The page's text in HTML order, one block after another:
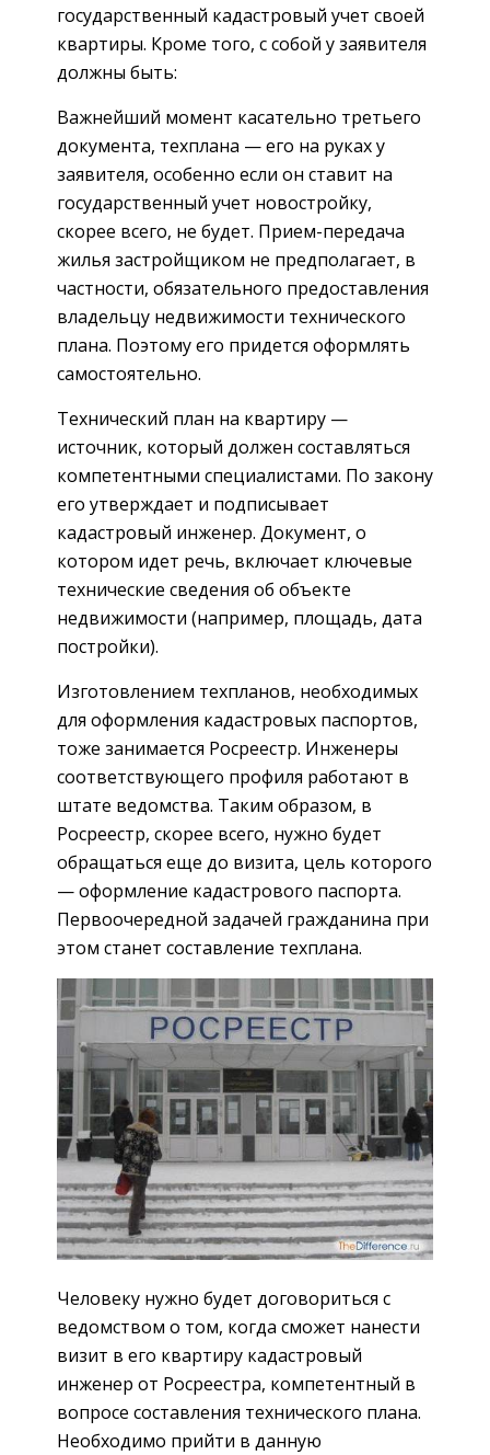
государственный кадастровый учет своей
квартиры. Кроме того, с собой у заявителя
должны быть:
Важнейший момент касательно третьего
документа, техплана — его на руках у
заявителя, особенно если он ставит на
государственный учет новостройку,
скорее всего, не будет. Прием-передача
жилья застройщиком не предполагает, в
частности, обязательного предоставления
владельцу недвижимости технического
плана. Поэтому его придется оформлять
самостоятельно.
Технический план на квартиру —
источник, который должен составляться
компетентными специалистами. По закону
его утверждает и подписывает
кадастровый инженер. Документ, о
котором идет речь, включает ключевые
технические сведения об объекте
недвижимости (например, площадь, дата
постройки).
Изготовлением техпланов, необходимых
для оформления кадастровых паспортов,
тоже занимается Росреестр. Инженеры
соответствующего профиля работают в
штате ведомства. Таким образом, в
Росреестр, скорее всего, нужно будет
обращаться еще до визита, цель которого
— оформление кадастрового паспорта.
Первоочередной задачей гражданина при
этом станет составление техплана.
Человеку нужно будет договориться с
ведомством о том, когда сможет нанести
визит в его квартиру кадастровый
инженер от Росреестра, компетентный в
вопросе составления технического плана.
Необходимо прийти в данную